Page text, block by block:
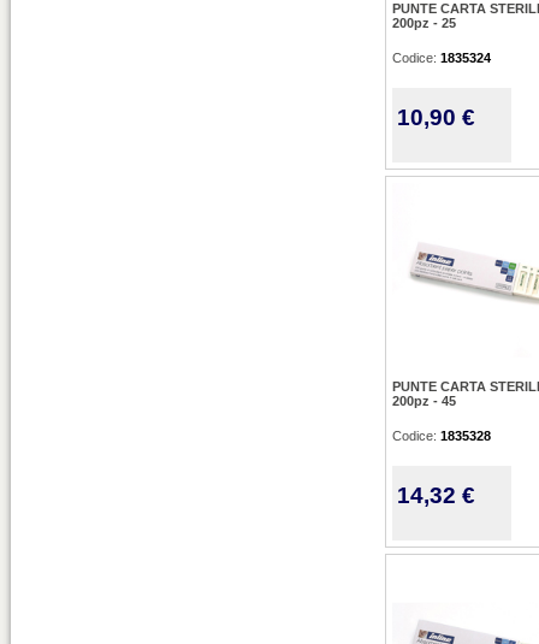
PUNTE CARTA STERILI
200pz - 25
Codice: 1835324
10,90 €
PUNTE CARTA STERILI
200pz - 45
Codice: 1835328
14,32 €